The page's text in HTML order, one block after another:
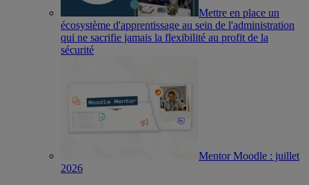
Mettre en place un
écosystème d'apprentissage au sein de l'administration
qui ne sacrifie jamais la flexibilité au profit de la
sécurité
Mentor Moodle : juillet
2026